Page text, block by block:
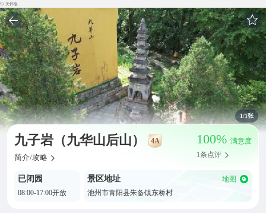
关怀版
1/1张
九子岩（九华山后山） 4A
简介/攻略
100% 满意度
1条点评
已闭园
08:00-17:00开放
景区地址
地图
池州市青阳县朱备镇东桥村